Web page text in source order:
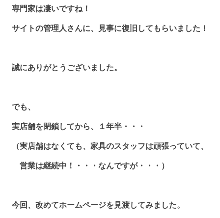
専門家は凄いですね！
サイトの管理人さんに、見事に復旧してもらいました！
誠にありがとうございました。
でも、
実店舗を閉鎖してから、１年半・・・
（実店舗はなくても、家具のスタッフは頑張っていて、
営業は継続中！・・・なんですが・・・）
今回、改めてホームページを見渡してみました。